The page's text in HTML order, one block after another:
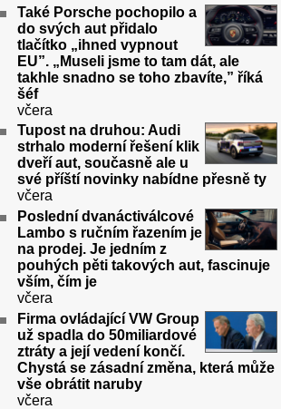
Také Porsche pochopilo a
do svých aut přidalo
tlačítko „ihned vypnout
EU”. „Museli jsme to tam dát, ale
takhle snadno se toho zbavíte,” říká
šéf
včera
Tupost na druhou: Audi
strhalo moderní řešení klik
dveří aut, současně ale u
své příští novinky nabídne přesně ty
včera
Poslední dvanáctiválcové
Lambo s ručním řazením je
na prodej. Je jedním z
pouhých pěti takových aut, fascinuje
vším, čím je
včera
Firma ovládající VW Group
už spadla do 50miliardové
ztráty a její vedení končí.
Chystá se zásadní změna, která může
vše obrátit naruby
včera